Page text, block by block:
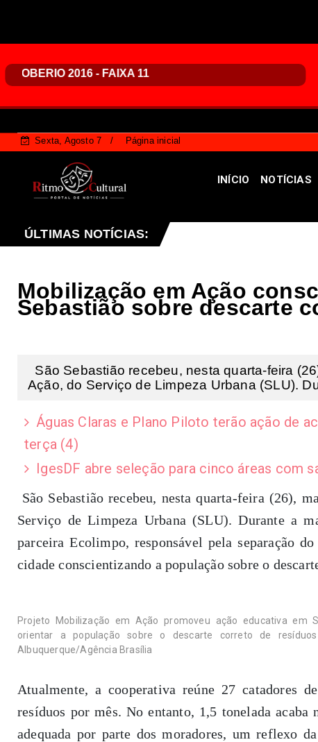
Sexta, Agosto 7 Página inicial
INÍCIO NOTÍCIAS
ÚLTIMAS NOTÍCIAS:
projeto que endurece penalidades para vandalismo
Mobilização em Ação
Sebastião sobre descarte
São Sebastião recebeu, nesta quarta-feira
Ação, do Serviço de Limpeza Urbana (SLU).
Águas Claras e Plano Piloto terão ação de
terça (4)
IgesDF abre seleção para cinco áreas com
São Sebastião recebeu, nesta quarta-feira (26),
Serviço de Limpeza Urbana (SLU). Durante a
parceira Ecolimpo, responsável pela separação
cidade conscientizando a população sobre o
Projeto Mobilização em Ação promoveu ação educativa em
orientar a população sobre o descarte correto de
Albuquerque/Agência Brasília
Atualmente, a cooperativa reúne 27 catadores
resíduos por mês. No entanto, 1,5 tonelada
adequada por parte dos moradores, um reflexo